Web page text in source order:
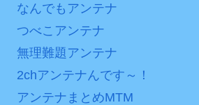
なんでもアンテナ
つべこアンテナ
無理難題アンテナ
2chアンテナんです～！
アンテナまとめMTM